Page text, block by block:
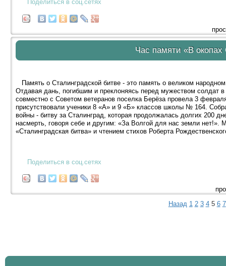
Поделиться в соц.сетях
Час памяти «В окопах
Память о Сталинградской битве - это память о великом
Отдавая дань, погибшим и преклоняясь перед мужеством солдат
совместно с Советом ветеранов поселка Берёза провела 3
присутствовали ученики 8 «А» и 9 «Б» классов школы № 164.
войны - битву за Сталинград, которая продолжалась долгих 200
насмерть, говоря себе и другим: «За Волгой для нас земли нет!».
«Сталинградская битва» и чтением стихов Роберта
Поделиться в соц.сетях
Назад 1 2 3 4 5 6 7